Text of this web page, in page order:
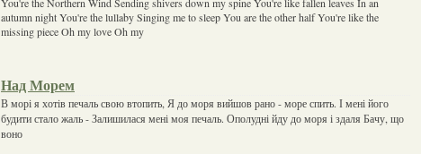
autumn night You're the lullaby Singing me to sleep You are the other half You're like the
missing piece Oh my love Oh my
Над Морем
В морі я хотів печаль свою втопить, Я до моря вийшов рано - море спить. І мені його
будити стало жаль - Залишилася мені моя печаль. Ополудні йду до моря і здаля Бачу, що
воно